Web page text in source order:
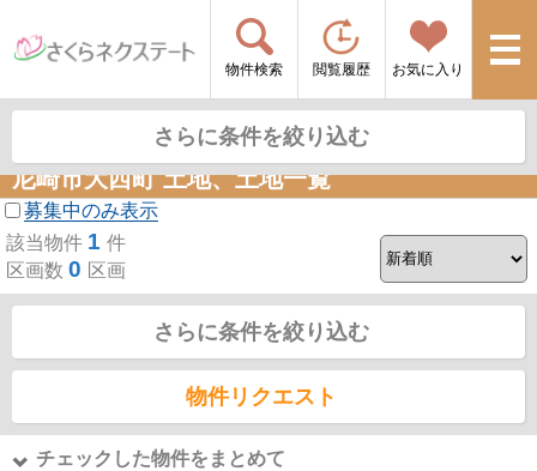
物件検索 閲覧履歴 お気に入り
06-6423-7726 06-6416-7722
営業時間：09:00～18:00 定休日：水曜日・祝日
尼崎市大西町 土地、土地一覧
募集中のみ表示
該当物件 1 件
区画数 0 区画
さらに条件を絞り込む
物件リクエスト
チェックした物件をまとめて
さらに条件を絞り込む